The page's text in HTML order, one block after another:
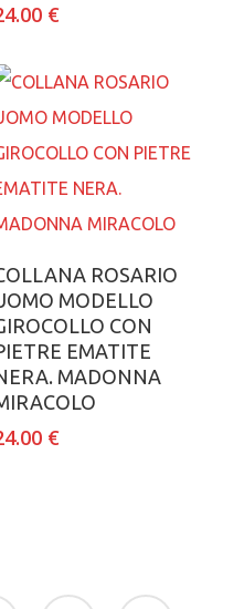
€
Aggiungi al carrello
ROSARIO
MODELLO
CON
EMATITE
MADONNA
€